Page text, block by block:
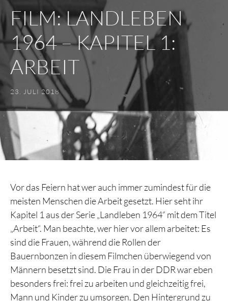
FILM: LANDLEBEN
1964 – KAPITEL 1:
ARBEIT
23. JULI 2018
Vor das Feiern hat wer auch immer zumindest für die
meisten Menschen die Arbeit gesetzt. Hier seht ihr
Kapitel 1 aus der Serie „Landleben 1964“ mit dem Titel
„Arbeit“. Man beachte, wer hier vor allem arbeitet: Es
sind die Frauen, während die Rollen der
Bauernbonzen in diesem Filmchen überwiegend von
Männern besetzt sind. Die Frau in der DDR war eben
besonders frei: frei zu arbeiten und gleichzeitig frei,
Mann und Kinder zu umsorgen. Den Hintergrund zu